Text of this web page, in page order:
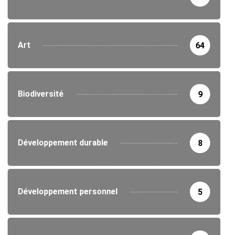
Art 64
Biodiversité 9
Développement durable 8
Développement personnel 5